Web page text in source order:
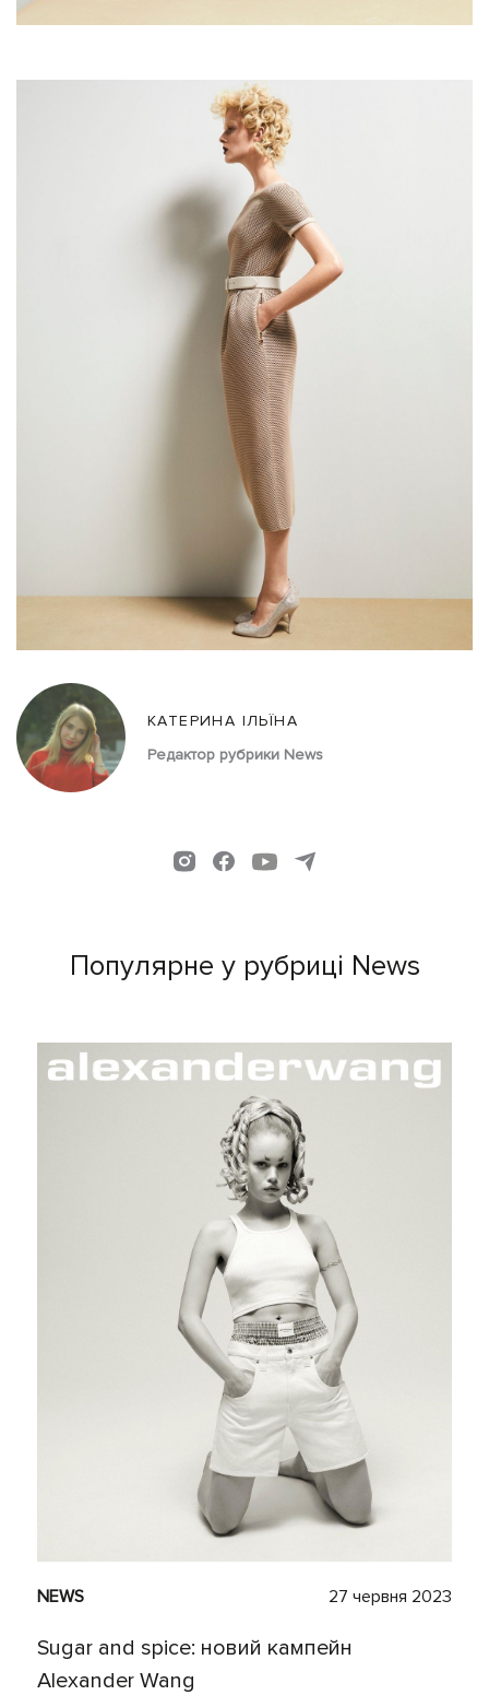
КАТЕРИНА ІЛЬЇНА
Редактор рубрики News
Популярне у рубриці News
NEWS 27 червня 2023
Sugar and spice: новий кампейн
Alexander Wang